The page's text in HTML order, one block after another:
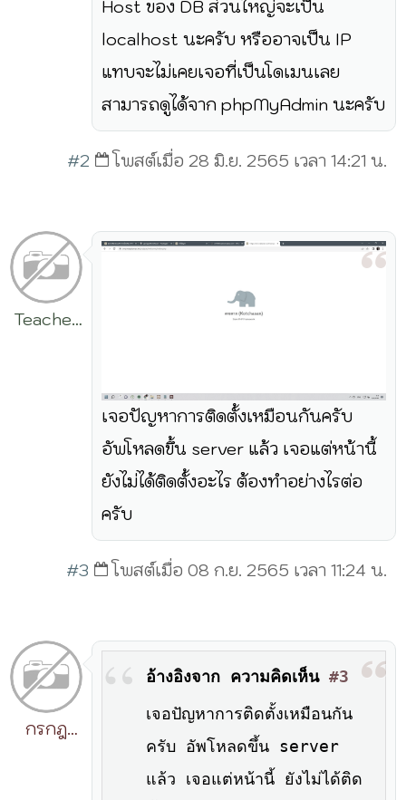
Host ของ DB ส่วนใหญ่จะเป็น
localhost นะครับ หรืออาจเป็น IP
แทบจะไม่เคยเจอที่เป็นโดเมนเลย
สามารถดูได้จาก phpMyAdmin นะครับ
#2 โพสต์เมื่อ 28 มิ.ย. 2565 เวลา 14:21 น.
Teacher
เจอปัญหาการติดตั้งเหมือนกันครับ
อัพโหลดขึ้น server แล้ว เจอแต่หน้านี้
ยังไม่ได้ติดตั้งอะไร ต้องทำอย่างไรต่อ
ครับ
#3 โพสต์เมื่อ 08 ก.ย. 2565 เวลา 11:24 น.
กรกฎ
อ้างอิงจาก ความคิดเห็น#3
เจอปัญหาการติดตั้งเหมือนกัน
ครับ อัพโหลดขึ้น server
แล้ว เจอแต่หน้านี้ ยังไม่ได้ติด